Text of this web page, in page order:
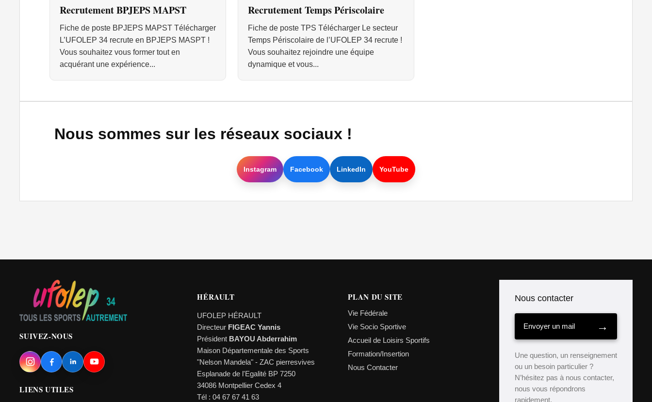
Recrutement BPJEPS MAPST
Fiche de poste BPJEPS MAPST Télécharger
L’UFOLEP 34 recrute en BPJEPS MASPT !
Vous souhaitez vous former tout en
acquérant une expérience...
Recrutement Temps Périscolaire
Fiche de poste TPS Télécharger Le secteur
Temps Périscolaire de l’UFOLEP 34 recrute !
Vous souhaitez rejoindre une équipe
dynamique et vous...
Nous sommes sur les réseaux sociaux !
Instagram Facebook LinkedIn YouTube
SUIVEZ-NOUS
LIENS UTILES
HÉRAULT
UFOLEP HÉRAULT
Directeur FIGEAC Yannis
Président BAYOU Abderrahim
Maison Départementale des Sports
"Nelson Mandela" - ZAC pierresvives
Esplanade de l'Egalité BP 7250
34086 Montpellier Cedex 4
Tél : 04 67 67 41 63
PLAN DU SITE
Vie Fédérale
Vie Socio Sportive
Accueil de Loisirs Sportifs
Formation/Insertion
Nous Contacter
Nous contacter
Envoyer un mail →
Une question, un renseignement
ou un besoin particulier ?
N’hésitez pas à nous contacter,
nous vous répondrons
rapidement.